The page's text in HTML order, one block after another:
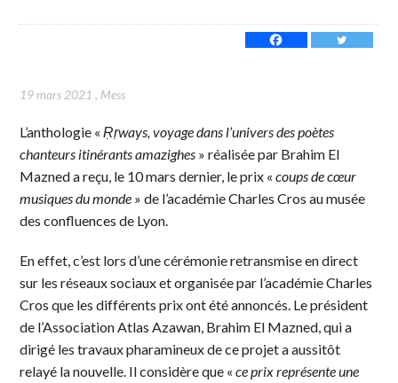
19 mars 2021 , Mess
L’anthologie « Ṛṛways, voyage dans l’univers des poètes
chanteurs itinérants amazighes » réalisée par Brahim El
Mazned a reçu, le 10 mars dernier, le prix « coups de cœur
musiques du monde » de l’académie Charles Cros au musée
des confluences de Lyon.
En effet, c’est lors d’une cérémonie retransmise en direct
sur les réseaux sociaux et organisée par l’académie Charles
Cros que les différents prix ont été annoncés. Le président
de l’Association Atlas Azawan, Brahim El Mazned, qui a
dirigé les travaux pharamineux de ce projet a aussitôt
relayé la nouvelle. Il considère que «ce prix représente une